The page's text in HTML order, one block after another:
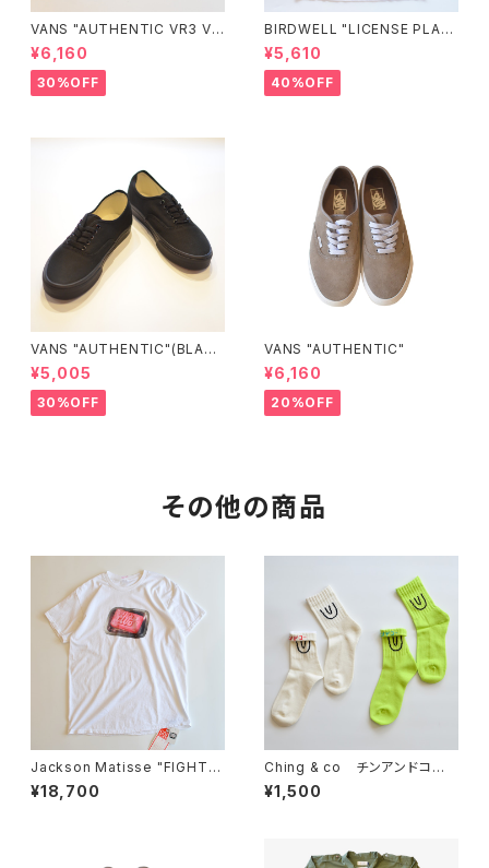
VANS "AUTHENTIC VR3 VN
0005UDTBD"
¥6,160
30%OFF
BIRDWELL "LICENSE PLAT
E TEE"
¥5,610
40%OFF
VANS "AUTHENTIC"(BLAC
K/BLACK)
¥5,005
30%OFF
VANS "AUTHENTIC"
¥6,160
20%OFF
その他の商品
Jackson Matisse "FIGHT C
LUB Tee" White
¥18,700
Ching & co チンアンドコー "
ショート丈Symbol"
¥1,500